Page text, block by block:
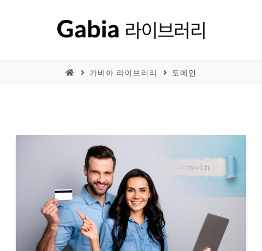
가비아 라이브러리 도메인